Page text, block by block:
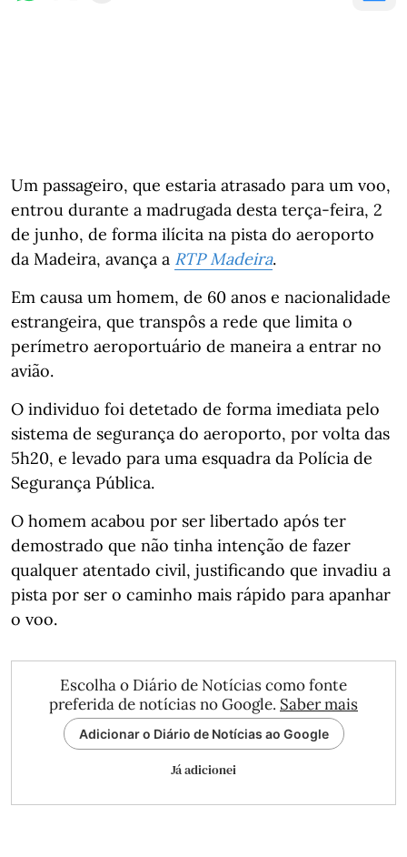
Um passageiro, que estaria atrasado para um voo,
entrou durante a madrugada desta terça-feira, 2
de junho, de forma ilícita na pista do aeroporto
da Madeira, avança a RTP Madeira.
Em causa um homem, de 60 anos e nacionalidade
estrangeira, que transpôs a rede que limita o
perímetro aeroportuário de maneira a entrar no
avião.
O individuo foi detetado de forma imediata pelo
sistema de segurança do aeroporto, por volta das
5h20, e levado para uma esquadra da Polícia de
Segurança Pública.
O homem acabou por ser libertado após ter
demostrado que não tinha intenção de fazer
qualquer atentado civil, justificando que invadiu a
pista por ser o caminho mais rápido para apanhar
o voo.
Escolha o Diário de Notícias como fonte
preferida de notícias no Google. Saber mais
Adicionar o Diário de Notícias ao Google
Já adicionei